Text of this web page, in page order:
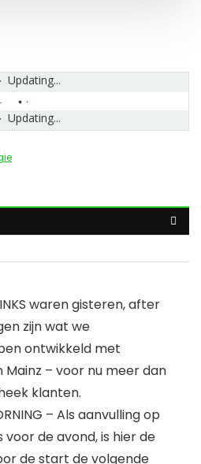
Updating...
Updating...
waren gisteren, after
zijn wat we
ontwikkeld met
– voor nu meer dan
klanten.
– Als aanvulling op
de avond, is hier de
de start de volgende